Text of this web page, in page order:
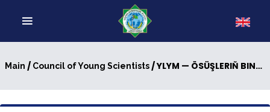
Main / Council of Young Scientists/ YLYM — ÖSÜŞLERIŇ BINÝADY